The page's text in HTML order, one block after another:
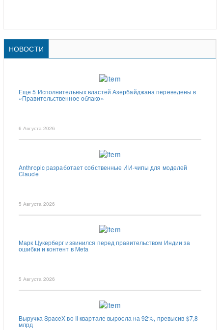
НОВОСТИ
Еще 5 Исполнительных властей Азербайджана переведены в
«Правительственное облако»
6 Августа 2026
Anthropic разработает собственные ИИ-чипы для моделей
Claude
5 Августа 2026
Марк Цукерберг извинился перед правительством Индии за
ошибки и контент в Meta
5 Августа 2026
Выручка SpaceX во II квартале выросла на 92%, превысив $7,8
млрд